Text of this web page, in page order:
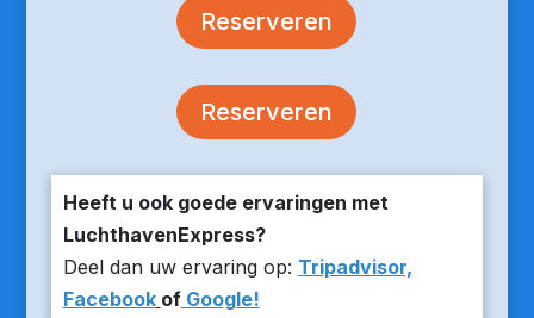
Reserveren
Reserveren
Heeft u ook goede ervaringen met
LuchthavenExpress?
Deel dan uw ervaring op: Tripadvisor,
Facebook ofGoogle!